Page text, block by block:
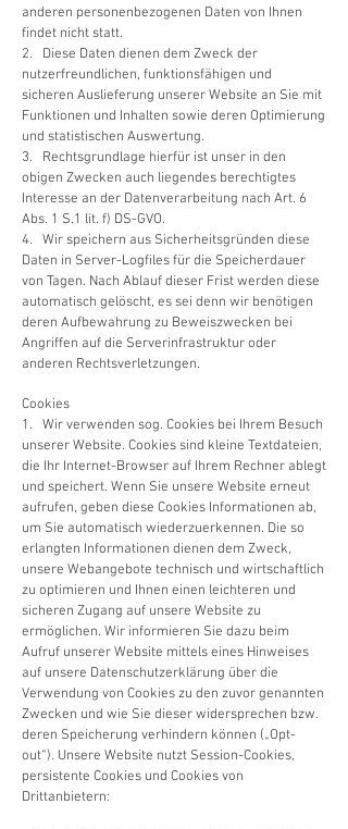
anderen personenbezogenen Daten von Ihnen
findet nicht statt.
2. Diese Daten dienen dem Zweck der
nutzerfreundlichen, funktionsfähigen und
sicheren Auslieferung unserer Website an Sie mit
Funktionen und Inhalten sowie deren Optimierung
und statistischen Auswertung.
3. Rechtsgrundlage hierfür ist unser in den
obigen Zwecken auch liegendes berechtigtes
Interesse an der Datenverarbeitung nach Art. 6
Abs. 1 S.1 lit. f) DS-GVO.
4. Wir speichern aus Sicherheitsgründen diese
Daten in Server-Logfiles für die Speicherdauer
von Tagen. Nach Ablauf dieser Frist werden diese
automatisch gelöscht, es sei denn wir benötigen
deren Aufbewahrung zu Beweiszwecken bei
Angriffen auf die Serverinfrastruktur oder
anderen Rechtsverletzungen.
Cookies
1. Wir verwenden sog. Cookies bei Ihrem Besuch
unserer Website. Cookies sind kleine Textdateien,
die Ihr Internet-Browser auf Ihrem Rechner ablegt
und speichert. Wenn Sie unsere Website erneut
aufrufen, geben diese Cookies Informationen ab,
um Sie automatisch wiederzuerkennen. Die so
erlangten Informationen dienen dem Zweck,
unsere Webangebote technisch und wirtschaftlich
zu optimieren und Ihnen einen leichteren und
sicheren Zugang auf unsere Website zu
ermöglichen. Wir informieren Sie dazu beim
Aufruf unserer Website mittels eines Hinweises
auf unsere Datenschutzerklärung über die
Verwendung von Cookies zu den zuvor genannten
Zwecken und wie Sie dieser widersprechen bzw.
deren Speicherung verhindern können („Opt-
out“). Unsere Website nutzt Session-Cookies,
persistente Cookies und Cookies von
Drittanbietern: